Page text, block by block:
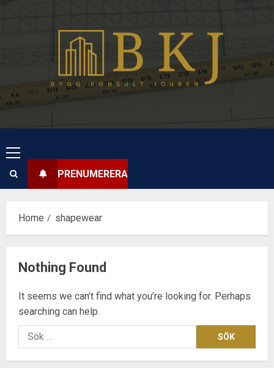
Primary
Menu
PRENUMERERA
Home shapewear
Nothing Found
It seems we can’t find what you’re looking for. Perhaps
searching can help.
Sök
efter: